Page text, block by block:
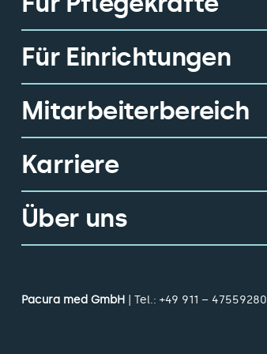
Für Einrichtungen
Mitarbeiterbereich
Karriere
Über uns
Pacura med GmbH | Tel.: +49 911 – 47559280